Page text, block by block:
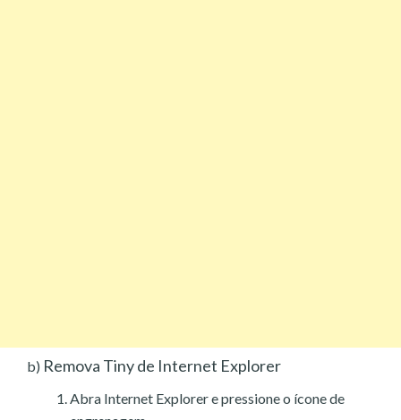
b) Remova Tiny de Internet Explorer
Abra Internet Explorer e pressione o ícone de